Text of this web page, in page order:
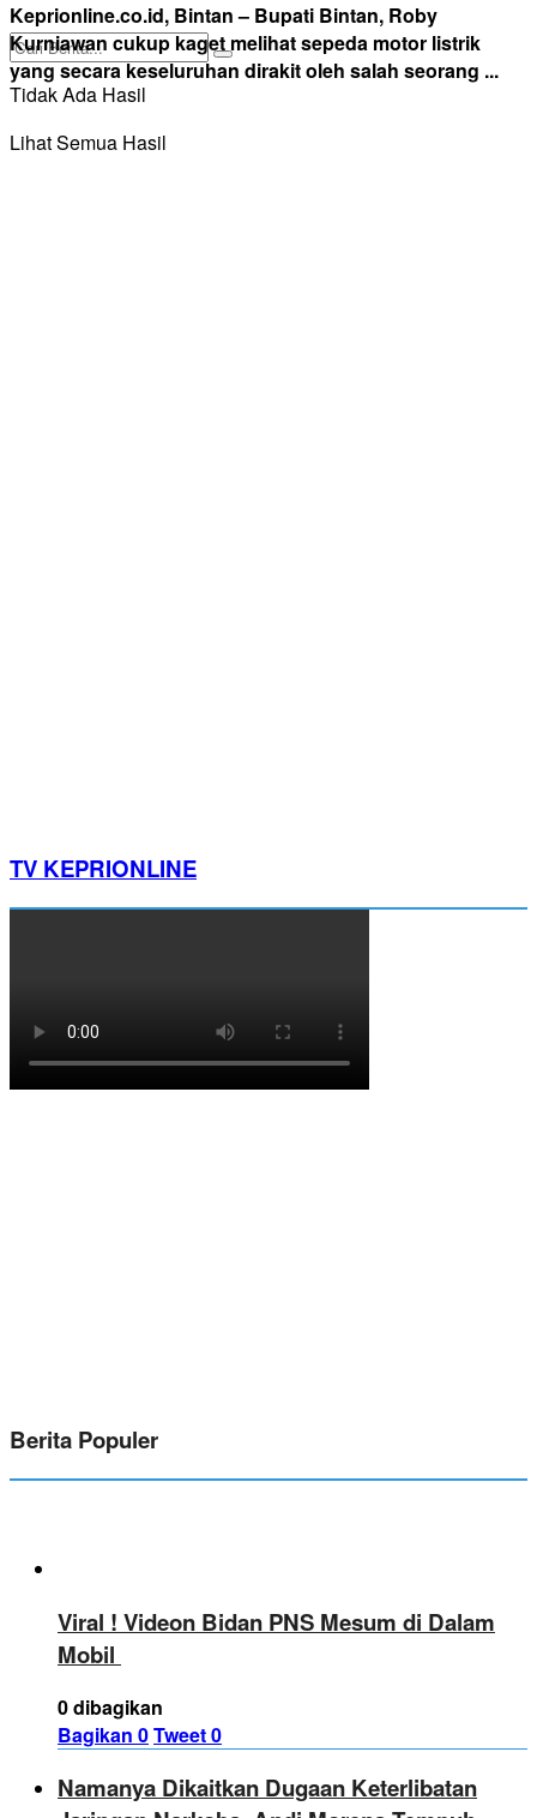
Tidak Ada Hasil
Lihat Semua Hasil
Keprionline.co.id, Bintan – Bupati Bintan, Roby
Kurniawan cukup kaget melihat sepeda motor listrik
yang secara keseluruhan dirakit oleh salah seorang ...
TV KEPRIONLINE
Berita Populer
Viral ! Videon Bidan PNS Mesum di Dalam
Mobil
0 dibagikan
Bagikan 0Tweet0
Namanya Dikaitkan Dugaan Keterlibatan